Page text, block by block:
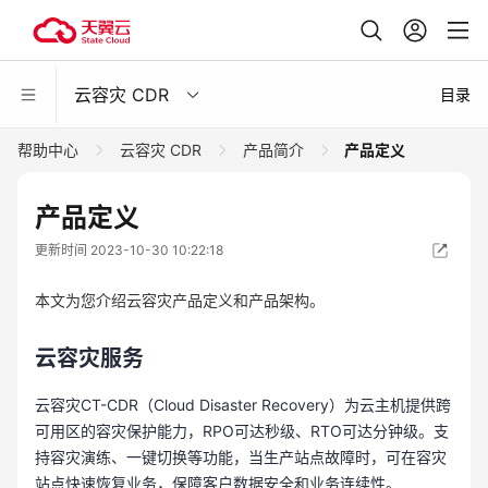
云容灾 CDR 目录
帮助中心 云容灾 CDR 产品简介 产品定义
产品定义
更新时间 2023-10-30 10:22:18
本文为您介绍云容灾产品定义和产品架构。
云容灾服务
云容灾CT-CDR（Cloud Disaster Recovery）为云主机提供跨
可用区的容灾保护能力，RPO可达秒级、RTO可达分钟级。支
持容灾演练、一键切换等功能，当生产站点故障时，可在容灾
站点快速恢复业务，保障客户数据安全和业务连续性。